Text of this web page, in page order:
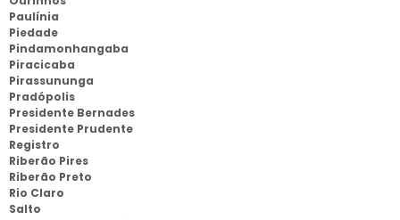
Paulínia
Piedade
Pindamonhangaba
Piracicaba
Pirassununga
Pradópolis
Presidente Bernades
Presidente Prudente
Registro
Riberão Pires
Riberão Preto
Rio Claro
Salto